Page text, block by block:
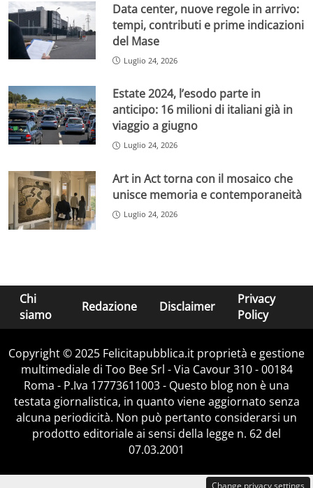
Data center, nuove regole in arrivo:
tempi, contributi e prime indicazioni
del Mase
Luglio 24, 2026
Estate 2024, l’esodo parte in
anticipo: 16 milioni di italiani già in
viaggio a giugno
Luglio 24, 2026
Art in Act torna con il mosaico che
unisce memoria e contemporaneità
Luglio 24, 2026
Chi
siamo
Redazione Disclaimer
Privacy
Policy
Copyright © 2025 Felicitapubblica.it proprietà e gestione
multimediale di Too Bee Srl - Via Cavour 310 - 00184
Roma - P.Iva 17773611003 - Questo blog non è una
testata giornalistica, in quanto viene aggiornato senza
alcuna periodicità. Non può pertanto considerarsi un
prodotto editoriale ai sensi della legge n. 62 del
07.03.2001
Change privacy settings